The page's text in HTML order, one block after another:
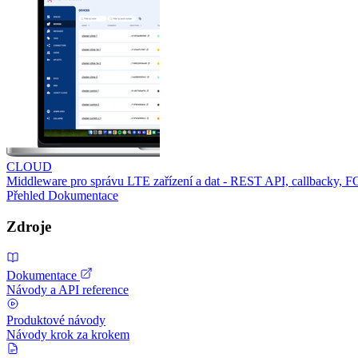
CLOUD
Middleware pro správu LTE zařízení a dat - REST API, callbacky,
Přehled Dokumentace
Zdroje
Dokumentace
Návody a API reference
Produktové návody
Návody krok za krokem